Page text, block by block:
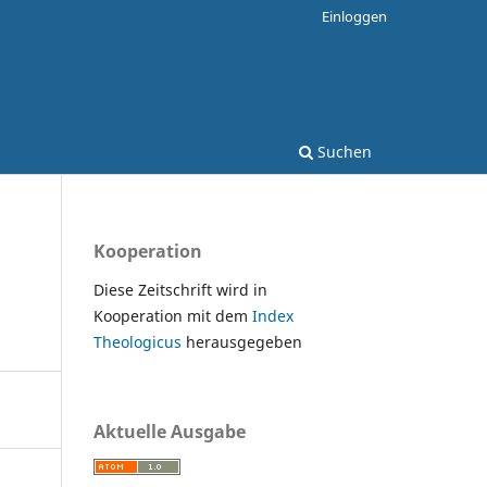
Suchen
Einloggen
Kooperation
Diese Zeitschrift wird in
Kooperation mit dem Index
Theologicus herausgegeben
Aktuelle Ausgabe